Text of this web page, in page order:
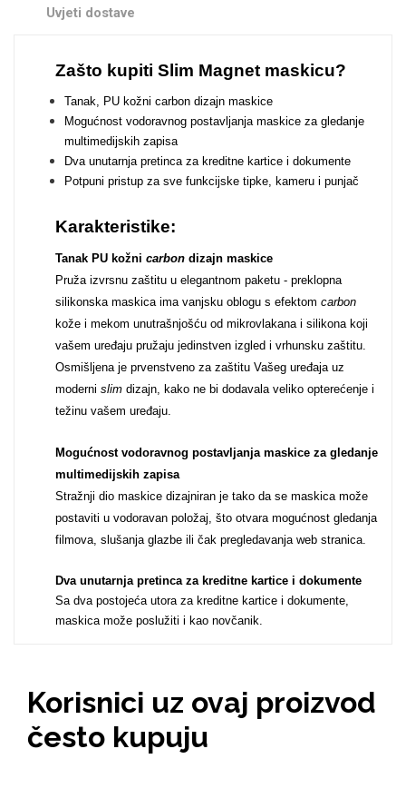
Uvjeti dostave
Zašto kupiti Slim Magnet maskicu?
Tanak, PU kožni carbon dizajn maskice
Mogućnost vodoravnog postavljanja maskice za gledanje
multimedijskih zapisa
Dva unutarnja pretinca za kreditne kartice i dokumente
Potpuni pristup za sve funkcijske tipke, kameru i punjač
Karakteristike:
Tanak PU kožni carbon dizajn maskice
Pruža izvrsnu zaštitu u elegantnom paketu - preklopna
silikonska maskica ima vanjsku oblogu s efektom carbon
kože i mekom unutrašnjošću od mikrovlakana i silikona koji
vašem uređaju pružaju jedinstven izgled i vrhunsku zaštitu.
Osmišljena je prvenstveno za zaštitu Vašeg uređaja uz
moderni slim dizajn, kako ne bi dodavala veliko opterećenje i
težinu vašem uređaju.
Mogućnost vodoravnog postavljanja maskice za gledanje
multimedijskih zapisa
Stražnji dio maskice dizajniran je tako da se maskica može
postaviti u vodoravan položaj, što otvara mogućnost gledanja
filmova, slušanja glazbe ili čak pregledavanja web stranica.
Dva unutarnja pretinca za kreditne kartice i dokumente
Sa dva postojeća utora za kreditne kartice i dokumente,
maskica može poslužiti i kao novčanik.
Korisnici uz ovaj proizvod
često kupuju
Doodles
Monogrami Dječji motivi
Svijet životinja Auto - Moto motivi
Mandale / Cvjetni
motivi
Citati & Stihovi